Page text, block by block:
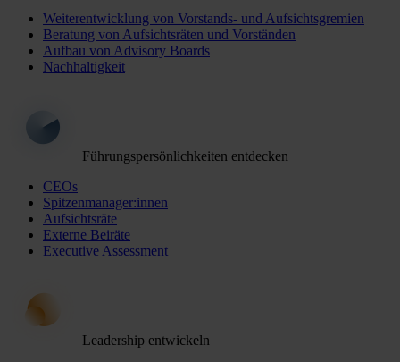
Weiterentwicklung von Vorstands- und Aufsichtsgremien
Beratung von Aufsichtsräten und Vorständen
Aufbau von Advisory Boards
Nachhaltigkeit
Führungspersönlichkeiten entdecken
CEOs
Spitzenmanager:innen
Aufsichtsräte
Externe Beiräte
Executive Assessment
Leadership entwickeln